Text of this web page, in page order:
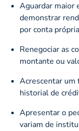
Aguardar maior
demonstrar
por conta
Renegociar as
montante ou
Acrescentar um
historial de
Apresentar o
variam de